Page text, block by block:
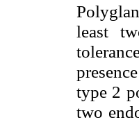
least
type 2
two